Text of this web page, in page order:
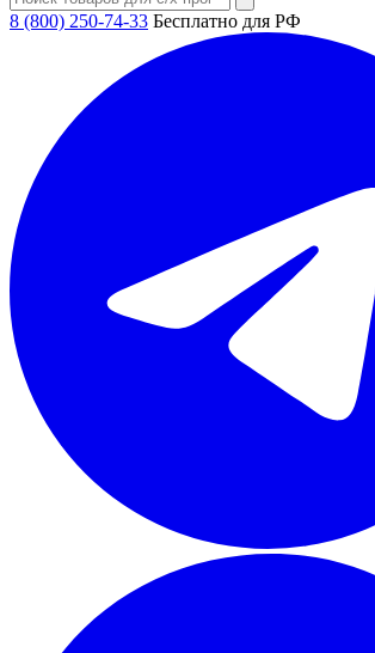
8 (800) 250-74-33 Бесплатно для РФ